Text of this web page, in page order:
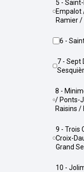
5 - Saint-Michel / Saint-Agne /
Empalot
Ramier
6 -
7 - Sept Deniers / Ginestous-
8 - Minimes / Barrière de Paris
/ Ponts-
Raisins /
9 - Trois Cocus / Borderouge /
Croix-
Grand
10 - Jolimont / Soupetard /